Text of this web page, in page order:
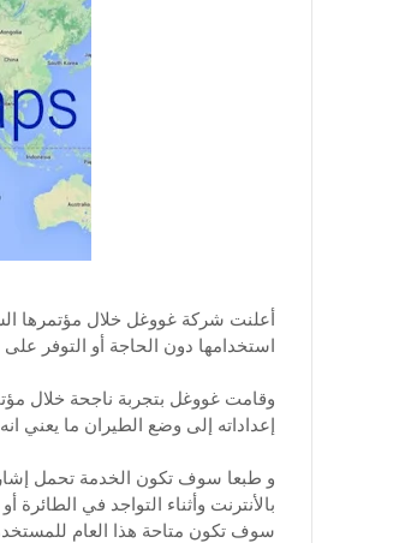
أعلنت شركة غووغل خلال مؤتمرها
استخدامها دون الحاجة أو التوفر على
وقامت غووغل بتجربة ناجحة خلال
إعداداته إلى وضع الطيران ما يعني
بالأنترنت وأثناء التواجد في
سوف تكون متاحة هذا العام